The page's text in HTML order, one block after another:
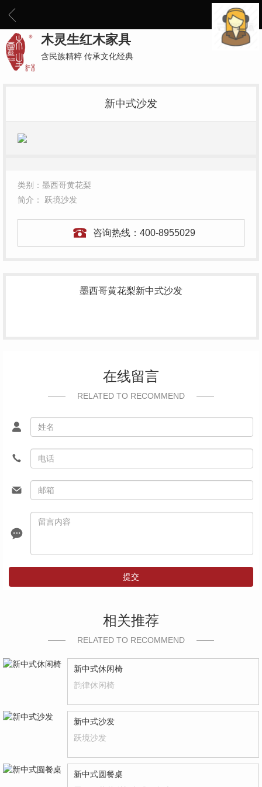
木灵生红木家具
含民族精粹 传承文化经典
新中式沙发
类别：墨西哥黄花梨
简介： 跃境沙发
咨询热线： 400-8955029
墨西哥黄花梨新中式沙发
在线留言
RELATED TO RECOMMEND
提交
相关推荐
RELATED TO RECOMMEND
新中式休闲椅
韵律休闲椅
新中式沙发
跃境沙发
新中式圆餐桌